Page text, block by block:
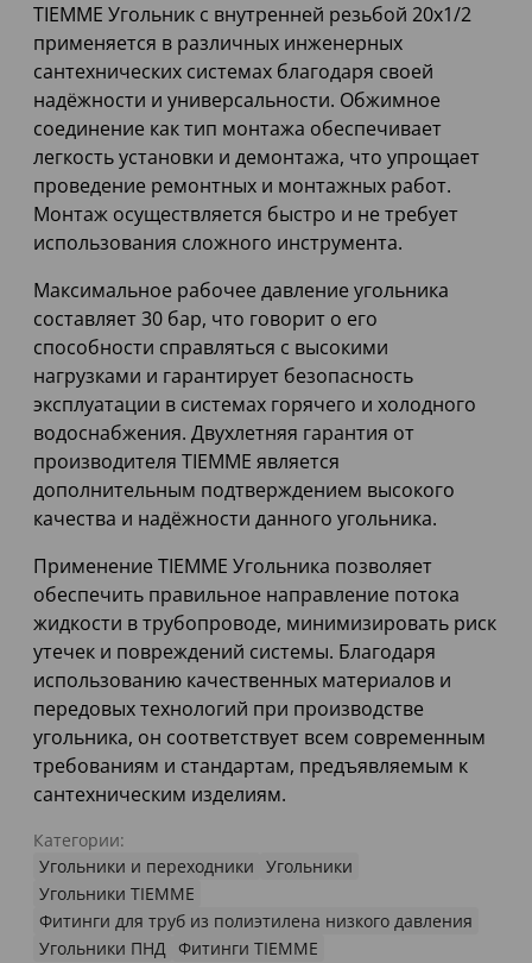
TIEMME Угольник с внутренней резьбой 20х1/2
применяется в различных инженерных
сантехнических системах благодаря своей
надёжности и универсальности. Обжимное
соединение как тип монтажа обеспечивает
легкость установки и демонтажа, что упрощает
проведение ремонтных и монтажных работ.
Монтаж осуществляется быстро и не требует
использования сложного инструмента.
Максимальное рабочее давление угольника
составляет 30 бар, что говорит о его
способности справляться с высокими
нагрузками и гарантирует безопасность
эксплуатации в системах горячего и холодного
водоснабжения. Двухлетняя гарантия от
производителя TIEMME является
дополнительным подтверждением высокого
качества и надёжности данного угольника.
Применение TIEMME Угольника позволяет
обеспечить правильное направление потока
жидкости в трубопроводе, минимизировать риск
утечек и повреждений системы. Благодаря
использованию качественных материалов и
передовых технологий при производстве
угольника, он соответствует всем современным
требованиям и стандартам, предъявляемым к
сантехническим изделиям.
Категории:
Угольники и переходники Угольники
Угольники TIEMME
Фитинги для труб из полиэтилена низкого давления
Угольники ПНД Фитинги TIEMME